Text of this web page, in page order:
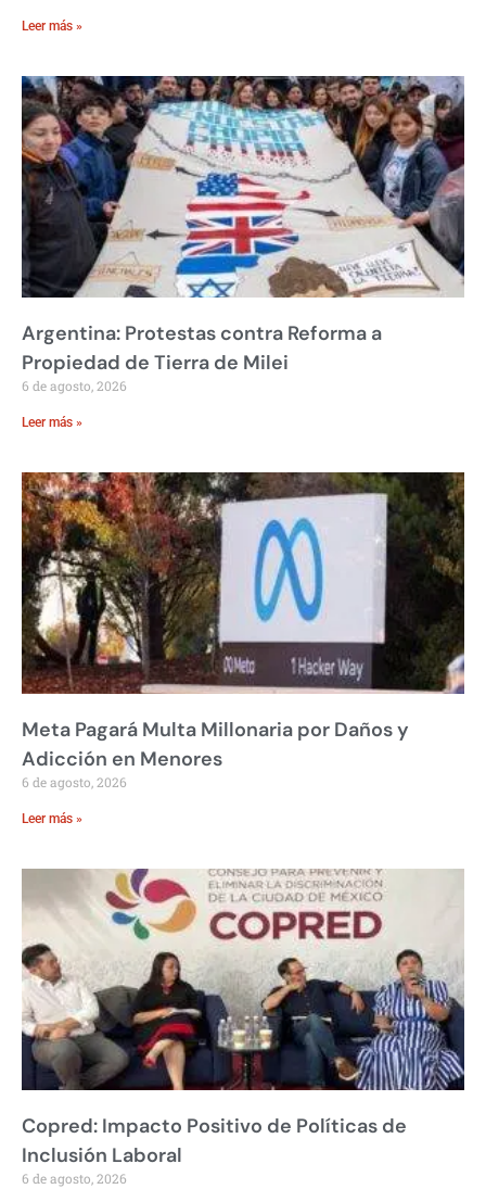
Leer más »
Argentina: Protestas contra Reforma a
Propiedad de Tierra de Milei
6 de agosto, 2026
Leer más »
Meta Pagará Multa Millonaria por Daños y
Adicción en Menores
6 de agosto, 2026
Leer más »
Copred: Impacto Positivo de Políticas de
Inclusión Laboral
6 de agosto, 2026